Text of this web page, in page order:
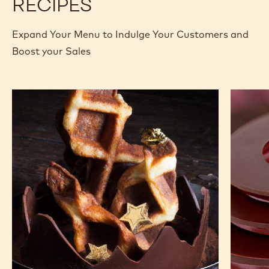
Expand Your Menu to Indulge Your Customers and
Boost your Sales
pâtissières
chocolat